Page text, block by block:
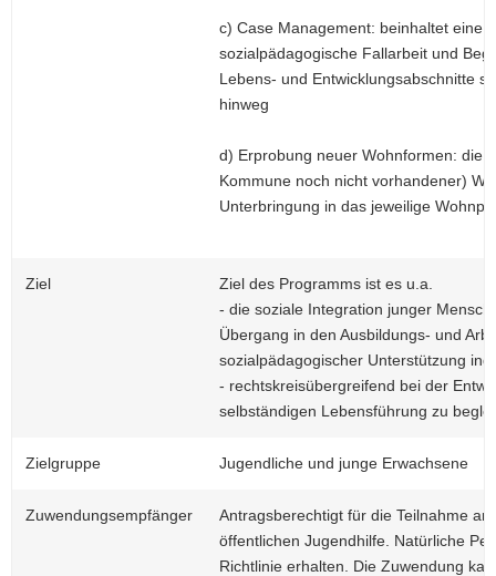
c) Case Management: beinhaltet eine
sozialpädagogische Fallarbeit und
Lebens- und Entwicklungsabschnitte
hinweg
d) Erprobung neuer Wohnformen: die
Kommune noch nicht vorhandener)
Unterbringung in das jeweilige
Ziel
Ziel des Programms ist es u.a.
- die soziale Integration junger
Übergang in den Ausbildungs- und
sozialpädagogischer Unterstützung
- rechtskreisübergreifend bei der
selbständigen Lebensführung zu
Zielgruppe Jugendliche und junge Erwachsene
Zuwendungsempfänger
Antragsberechtigt für die Teilnahme
öffentlichen Jugendhilfe. Natürliche
Richtlinie erhalten. Die Zuwendung